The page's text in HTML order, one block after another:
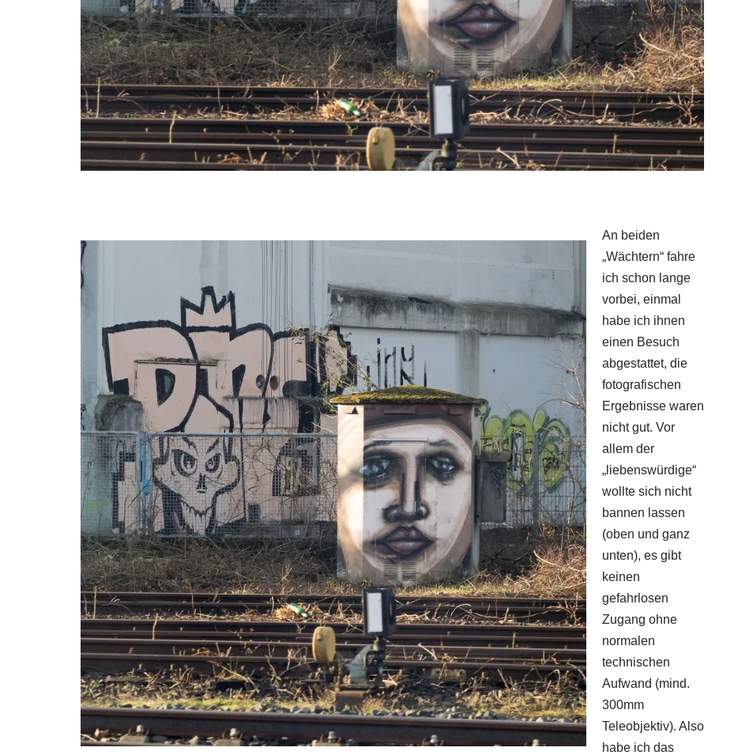
An beiden
„Wächtern“ fahre
ich schon lange
vorbei, einmal
habe ich ihnen
einen Besuch
abgestattet, die
fotografischen
Ergebnisse waren
nicht gut. Vor
allem der
„liebenswürdige“
wollte sich nicht
bannen lassen
(oben und ganz
unten), es gibt
keinen
gefahrlosen
Zugang ohne
normalen
technischen
Aufwand (mind.
300mm
Teleobjektiv). Also
habe ich das